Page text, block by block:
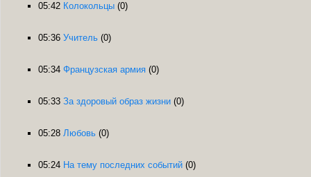
05:42 Колокольцы (0)
05:36 Учитель (0)
05:34 Французская армия (0)
05:33 За здоровый образ жизни (0)
05:28 Любовь (0)
05:24 На тему последних событий (0)